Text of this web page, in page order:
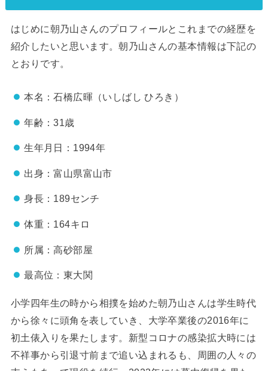
はじめに朝乃山さんのプロフィールとこれまでの経歴を
紹介したいと思います。朝乃山さんの基本情報は下記の
とおりです。
本名：石橋広暉（いしばし ひろき）
年齢：31歳
生年月日：1994年
出身：富山県富山市
身長：189センチ
体重：164キロ
所属：高砂部屋
最高位：東大関
小学四年生の時から相撲を始めた朝乃山さんは学生時代
から徐々に頭角を表していき、大学卒業後の2016年に
初土俵入りを果たします。新型コロナの感染拡大時には
不祥事から引退寸前まで追い込まれるも、周囲の人々の